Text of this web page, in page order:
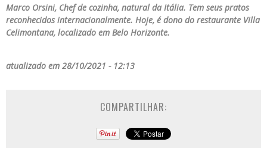
Marco Orsini, Chef de cozinha, natural da Itália. Tem seus pratos
reconhecidos internacionalmente. Hoje, é dono do restaurante Villa
Celimontana, localizado em Belo Horizonte.
atualizado em 28/10/2021 - 12:13
COMPARTILHAR: